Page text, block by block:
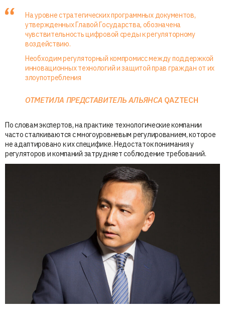
На уровне стратегических программных документов,
утвержденных Главой Государства, обозначена
чувствительность цифровой среды к регуляторному
воздействию.
Необходим регуляторный компромисс между поддержкой
инновационных технологий и защитой прав граждан от их
злоупотребления
ОТМЕТИЛА ПРЕДСТАВИТЕЛЬ АЛЬЯНСА QAZTECH
По словам экспертов, на практике технологические компании
часто сталкиваются с многоуровневым регулированием, которое
не адаптировано к их специфике. Недостаток понимания у
регуляторов и компаний затрудняет соблюдение требований.